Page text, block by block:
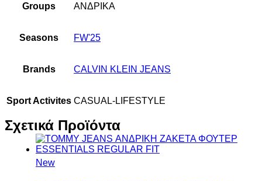
Groups ΑΝΔΡΙΚΑ
Seasons FW'25
Brands CALVIN KLEIN JEANS
Sport Activites CASUAL-LIFESTYLE
Σχετικά Προϊόντα
New